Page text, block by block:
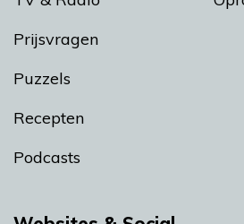
Prijsvragen
Puzzels
Recepten
Podcasts